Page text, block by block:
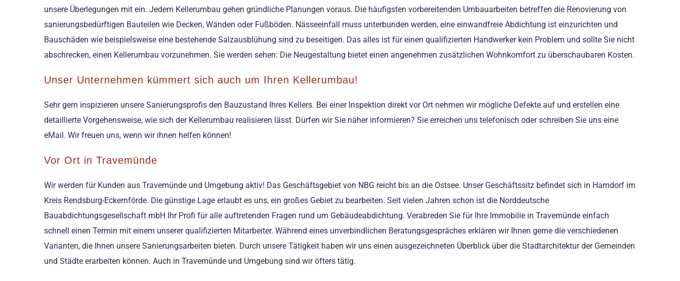
unsere Überlegungen mit ein. Jedem Kellerumbau gehen gründliche Planungen voraus. Die häufigsten vorbereitenden Umbauarbeiten betreffen die Renovierung von
sanierungsbedürftigen Bauteilen wie Decken, Wänden oder Fußböden. Nässeeinfall muss unterbunden werden, eine einwandfreie Abdichtung ist einzurichten und
Bauschäden wie beispielsweise eine bestehende Salzausblühung sind zu beseitigen. Das alles ist für einen qualifizierten Handwerker kein Problem und sollte Sie nicht
abschrecken, einen Kellerumbau vorzunehmen. Sie werden sehen: Die Neugestaltung bietet einen angenehmen zusätzlichen Wohnkomfort zu überschaubaren Kosten.
Unser Unternehmen kümmert sich auch um Ihren Kellerumbau!
Sehr gern inspizieren unsere Sanierungsprofis den Bauzustand Ihres Kellers. Bei einer Inspektion direkt vor Ort nehmen wir mögliche Defekte auf und erstellen eine
detaillierte Vorgehensweise, wie sich der Kellerumbau realisieren lässt. Dürfen wir Sie näher informieren? Sie erreichen uns telefonisch oder schreiben Sie uns eine
eMail. Wir freuen uns, wenn wir ihnen helfen können!
Vor Ort in Travemünde
Wir werden für Kunden aus Travemünde und Umgebung aktiv! Das Geschäftsgebiet von NBG reicht bis an die Ostsee. Unser Geschäftssitz befindet sich in Hamdorf im
Kreis Rendsburg-Eckernförde. Die günstige Lage erlaubt es uns, ein großes Gebiet zu bearbeiten. Seit vielen Jahren schon ist die Norddeutsche
Bauabdichtungsgesellschaft mbH Ihr Profi für alle auftretenden Fragen rund um Gebäudeabdichtung. Verabreden Sie für Ihre Immobilie in Travemünde einfach
schnell einen Termin mit einem unserer qualifizierten Mitarbeiter. Während eines unverbindlichen Beratungsgespräches erklären wir Ihnen gerne die verschiedenen
Varianten, die Ihnen unsere Sanierungsarbeiten bieten. Durch unsere Tätigkeit haben wir uns einen ausgezeichneten Überblick über die Stadtarchitektur der Gemeinden
und Städte erarbeiten können. Auch in Travemünde und Umgebung sind wir öfters tätig.